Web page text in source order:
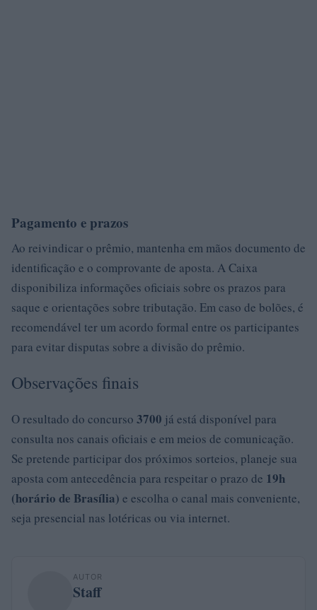
Pagamento e prazos
Ao reivindicar o prêmio, mantenha em mãos documento de
identificação e o comprovante de aposta. A Caixa
disponibiliza informações oficiais sobre os prazos para
saque e orientações sobre tributação. Em caso de bolões, é
recomendável ter um acordo formal entre os participantes
para evitar disputas sobre a divisão do prêmio.
Observações finais
O resultado do concurso 3700 já está disponível para
consulta nos canais oficiais e em meios de comunicação.
Se pretende participar dos próximos sorteios, planeje sua
aposta com antecedência para respeitar o prazo de 19h
(horário de Brasília) e escolha o canal mais conveniente,
seja presencial nas lotéricas ou via internet.
AUTOR
Staff